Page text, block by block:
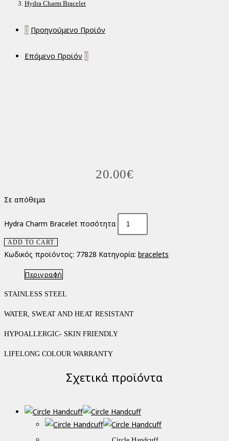
Hydra Charm Bracelet
Προηγούμενο Προϊόν
Επόμενο Προϊόν
20.00€
Σε απόθεμα
Hydra Charm Bracelet ποσότητα
ADD TO CART
Κωδικός προϊόντος: 77828 Κατηγορία: bracelets
Περιγραφή
STAINLESS STEEL
WATER, SWEAT AND HEAT RESISTANT
HYPOALLERGIC- SKIN FRIENDLY
LIFELONG COLOUR WARRANTY
Σχετικά προϊόντα